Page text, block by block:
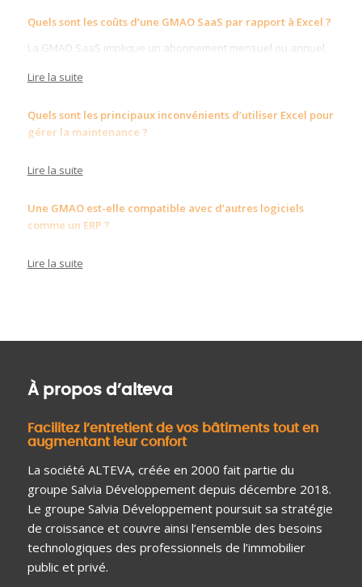
Quels sont les coûts d’une GMAO SaaS par rapport à Excel ?
La GMAO SaaS implique un abonnement mensuel ou annuel,
Office. Cependant, la GMAO offre des fonctionnalités
suivi des équipements) qui permettent de réduire les coûts de
maintenance à long terme. Bien que l’investissement initial
réduction des pannes, l’optimisation des ressources et la
rapidement ce coût.
Lire la suite
Quels sont les principaux inconvénients d’utiliser Excel pour
gérer la maintenance ?
la maintenance. Les principaux inconvénients incluent le
l’absence de collaboration en temps réel, la gestion complexe
des versions, et l’absence de fonctionnalités dédiées à la
équipements.
Lire la suite
Une GMAO est-elle compatible avec d’autres logiciels
comme un ERP ?
pour s’intégrer avec des systèmes ERP, des CRM, et d’autres
Lire la suite
À propos d’alteva
Facilitez l’entretient de vos bâtiments tout en
augmentant leur confort
La société ALTEVA, créée en 2000 fait partie du
groupe Salvia Développement depuis décembre 2018.
Le groupe Salvia Développement poursuit sa stratégie
de croissance et couvre ainsi l’ensemble des besoins
technologiques des professionnels de l’immobilier
public et privé.